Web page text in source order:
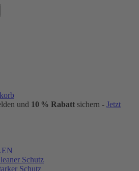
und 10 % Rabatt sichern - Jetzt
Schutz
Schutz